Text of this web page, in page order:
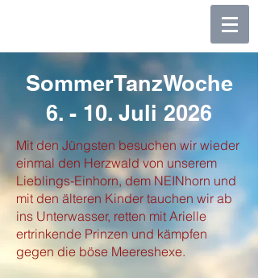
SommerTanzWoche
6. - 10. Juli 2026
Mit den Jüngsten besuchen wir wieder
einmal den Herzwald von unserem
Lieblings-Einhorn, dem NEINhorn und
mit den älteren Kinder tauchen wir ab
ins Unterwasser, retten mit Arielle
ertrinkende Prinzen und kämpfen
gegen die böse Meereshexe.